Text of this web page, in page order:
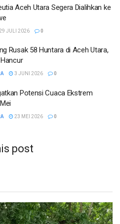
Aceh Utara Segera Dialihkan ke
JULI 2026 0
Rusak 58 Huntara di Aceh Utara,
3 JUNI 2026 0
Potensi Cuaca Ekstrem
23 MEI 2026 0
post